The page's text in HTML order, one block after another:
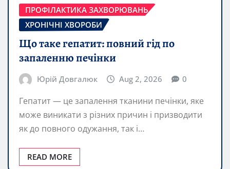
ПРОФІЛАКТИКА ЗАХВОРЮВАНЬ
ХРОНІЧНІ ХВОРОБИ
Що таке гепатит: повний гід по
запаленню печінки
Юрій Довгалюк Aug 2, 2026 0
Гепатит — це запалення тканини печінки, яке
може виникати з різних причин і призводити
як до повного одужання, так і…
READ MORE